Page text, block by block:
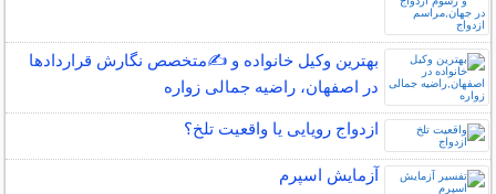
بهترین وکیل خانواده و ✍️متخصص نگارش قراردادها
در اصفهان، راضیه جمالی زواره
ازدواج رویایی یا واقعیت تلخ؟
آزمایش اسپرم